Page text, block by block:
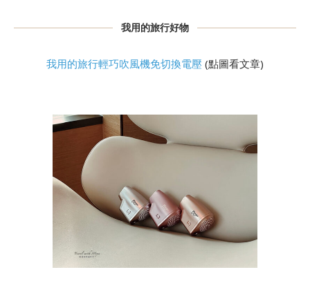
我用的旅行好物
我用的旅行輕巧吹風機免切換電壓 (點圖看文章)